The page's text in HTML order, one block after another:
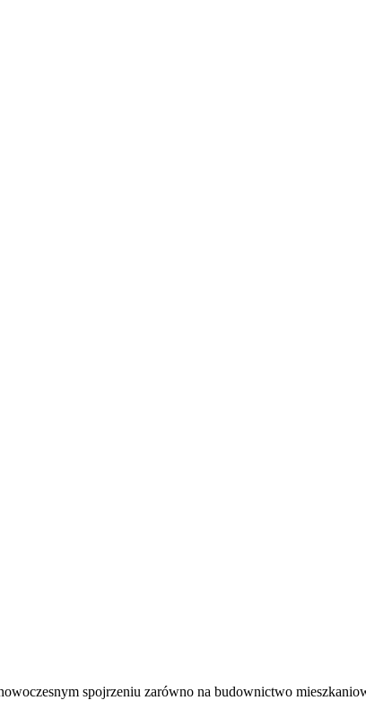
spojrzeniu zarówno na budownictwo